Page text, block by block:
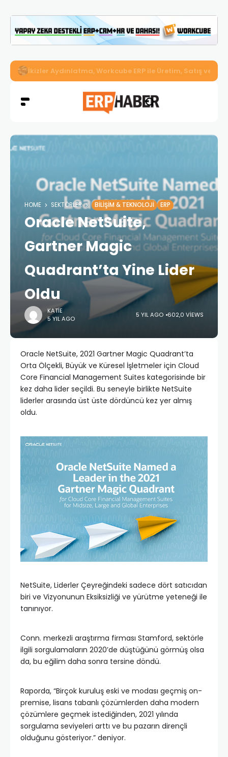
İkizler Aydınlatma, Workcube ERP ile Üretim, Satış ve
HOME SEKTÖRLER BILIŞIM & TEKNOLOJI ERP
Oracle NetSuite,
Gartner Magic
Quadrant’ta Yine Lider
Oldu
KATIE
5 YIL AGO
5 YIL AGO 602,0 VIEWS
Oracle NetSuite, 2021 Gartner Magic Quadrant’ta
Orta Ölçekli, Büyük ve Küresel İşletmeler için Cloud
Core Financial Management Suites kategorisinde bir
kez daha lider seçildi. Bu seneyle birlikte NetSuite
liderler arasında üst üste dördüncü kez yer almış
oldu.
NetSuite, Liderler Çeyreğindeki sadece dört satıcıdan
biri ve Vizyonunun Eksiksizliği ve yürütme yeteneği ile
tanınıyor.
Conn. merkezli araştırma firması Stamford, sektörle
ilgili sorgulamaların 2020’de düştüğünü görmüş olsa
da, bu eğilim daha sonra tersine döndü.
Raporda, “Birçok kuruluş eski ve modası geçmiş on-
premise, lisans tabanlı çözümlerden daha modern
çözümlere geçmek istediğinden, 2021 yılında
sorgulama seviyeleri arttı ve bu pazarın dirençli
olduğunu gösteriyor.” deniyor.